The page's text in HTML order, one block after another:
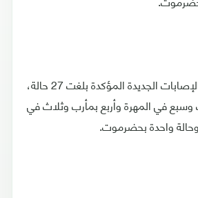
وأشارت إلى أن عدد الإصابات الجديدة المؤكدة بلغت 27 حالة،
في المهرة وأربع بمأرب وثلاث في
وحالة واحدة بحضرموت.